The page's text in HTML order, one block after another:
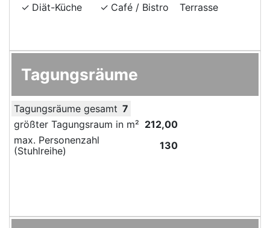
Diät-Küche
Café / Bistro
Terrasse
Tagungsräume
Tagungsräume gesamt 7
größter Tagungsraum in m² 212,00
max. Personenzahl
(Stuhlreihe)
130